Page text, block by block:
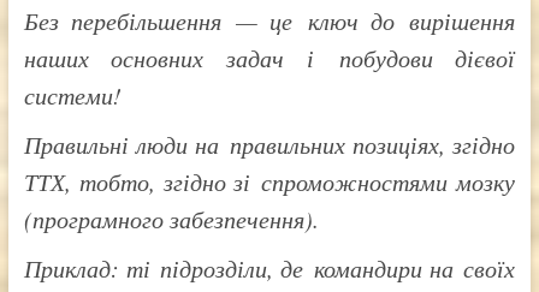
Без перебільшення — це ключ до вирішення
наших основних задач і побудови дієвої
системи!
Правильні люди на правильних позиціях, згідно
ТТХ, тобто, згідно зі спроможностями мозку
(програмного забезпечення).
Приклад: ті підрозділи, де командири на своїх